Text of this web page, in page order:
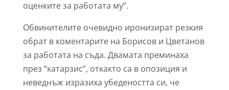
оценките за работата му”.
Обвинителите очевидно иронизират резкия
обрат в коментарите на Борисов и Цветанов
за работата на съда. Двамата преминаха
през “катарзис”, откакто са в опозиция и
неведнъж изразиха убедеността си, че